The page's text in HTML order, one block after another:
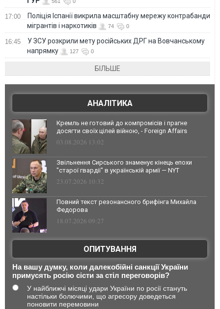
17:00
Поліція Іспанії викрила масштабну мережу контрабанди
мігрантів і наркотиків
74 0
16:45
У ЗСУ розкрили мету російських ДРГ на Вовчанському
напрямку
127 0
БІЛЬШЕ
АНАЛІТИКА
Кремль не готовий до компромісів і прагне
досягти своїх цілей війною, - Foreign Affairs
03.08.2026 13:02
Звільнення Сирського знаменує кінець епохи
"старої гвардії" в українській армії — NYT
23.07.2026 10:32
Повний текст резонансного брифінга Михайла
Федорова
18.07.2026 09:27
ОПИТУВАННЯ
На вашу думку, коли далекобійні санкції України
примусять росію сісти за стіл переговорів?
У найближчі місяці удари України по росії стануть
настільки болючими, що агресору доведеться
поновити перемовини